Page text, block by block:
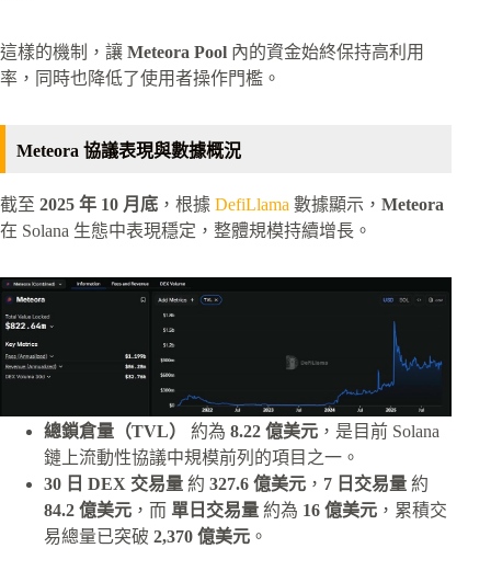
這樣的機制，讓 Meteora Pool 內的資金始終保持高利用
率，同時也降低了使用者操作門檻。
Meteora 協議表現與數據概況
截至 2025 年 10 月底 ，根據 DefiLlama 數據顯示， Meteora
在 Solana 生態中表現穩定，整體規模持續增長。
總鎖倉量（TVL） 約為 8.22 億美元 ，是目前 Solana
鏈上流動性協議中規模前列的項目之一。
30 日 DEX 交易量 約 327.6 億美元 ， 7 日交易量 約
84.2 億美元 ，而 單日交易量 約為 16 億美元 ，累積交
易總量已突破 2,370 億美元 。